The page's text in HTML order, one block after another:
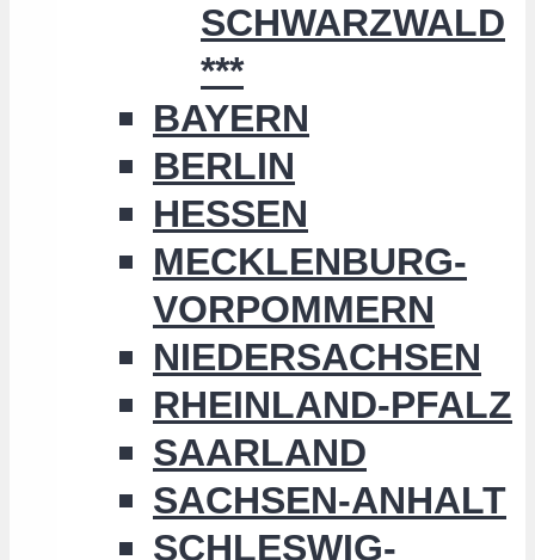
SCHWARZWALD
***
BAYERN
BERLIN
HESSEN
MECKLENBURG-
VORPOMMERN
NIEDERSACHSEN
RHEINLAND-PFALZ
SAARLAND
SACHSEN-ANHALT
SCHLESWIG-